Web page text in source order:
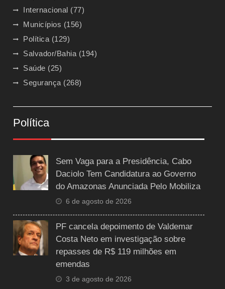
Internacional (77)
Municípios (156)
Política (129)
Salvador/Bahia (194)
Saúde (25)
Segurança (268)
Política
Sem Vaga para a Presidência, Cabo
Daciolo Tem Candidatura ao Governo
do Amazonas Anunciada Pelo Mobiliza
6 de agosto de 2026
PF cancela depoimento de Valdemar
Costa Neto em investigação sobre
repasses de R$ 119 milhões em
emendas
3 de agosto de 2026